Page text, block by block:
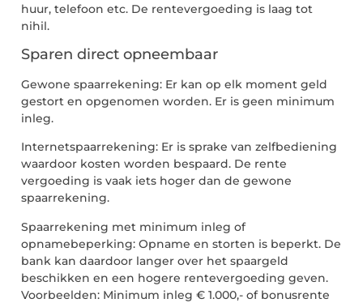
huur, telefoon etc. De rentevergoeding is laag tot
nihil.
Sparen direct opneembaar
Gewone spaarrekening: Er kan op elk moment geld
gestort en opgenomen worden. Er is geen minimum
inleg.
Internetspaarrekening: Er is sprake van zelfbediening
waardoor kosten worden bespaard. De rente
vergoeding is vaak iets hoger dan de gewone
spaarrekening.
Spaarrekening met minimum inleg of
opnamebeperking: Opname en storten is beperkt. De
bank kan daardoor langer over het spaargeld
beschikken en een hogere rentevergoeding geven.
Voorbeelden: Minimum inleg € 1.000,- of bonusrente